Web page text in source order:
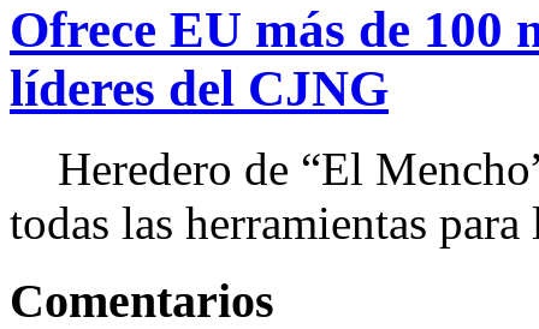
Ofrece EU más de 100
líderes del CJNG
Heredero de “El
todas las herramientas
Comentarios